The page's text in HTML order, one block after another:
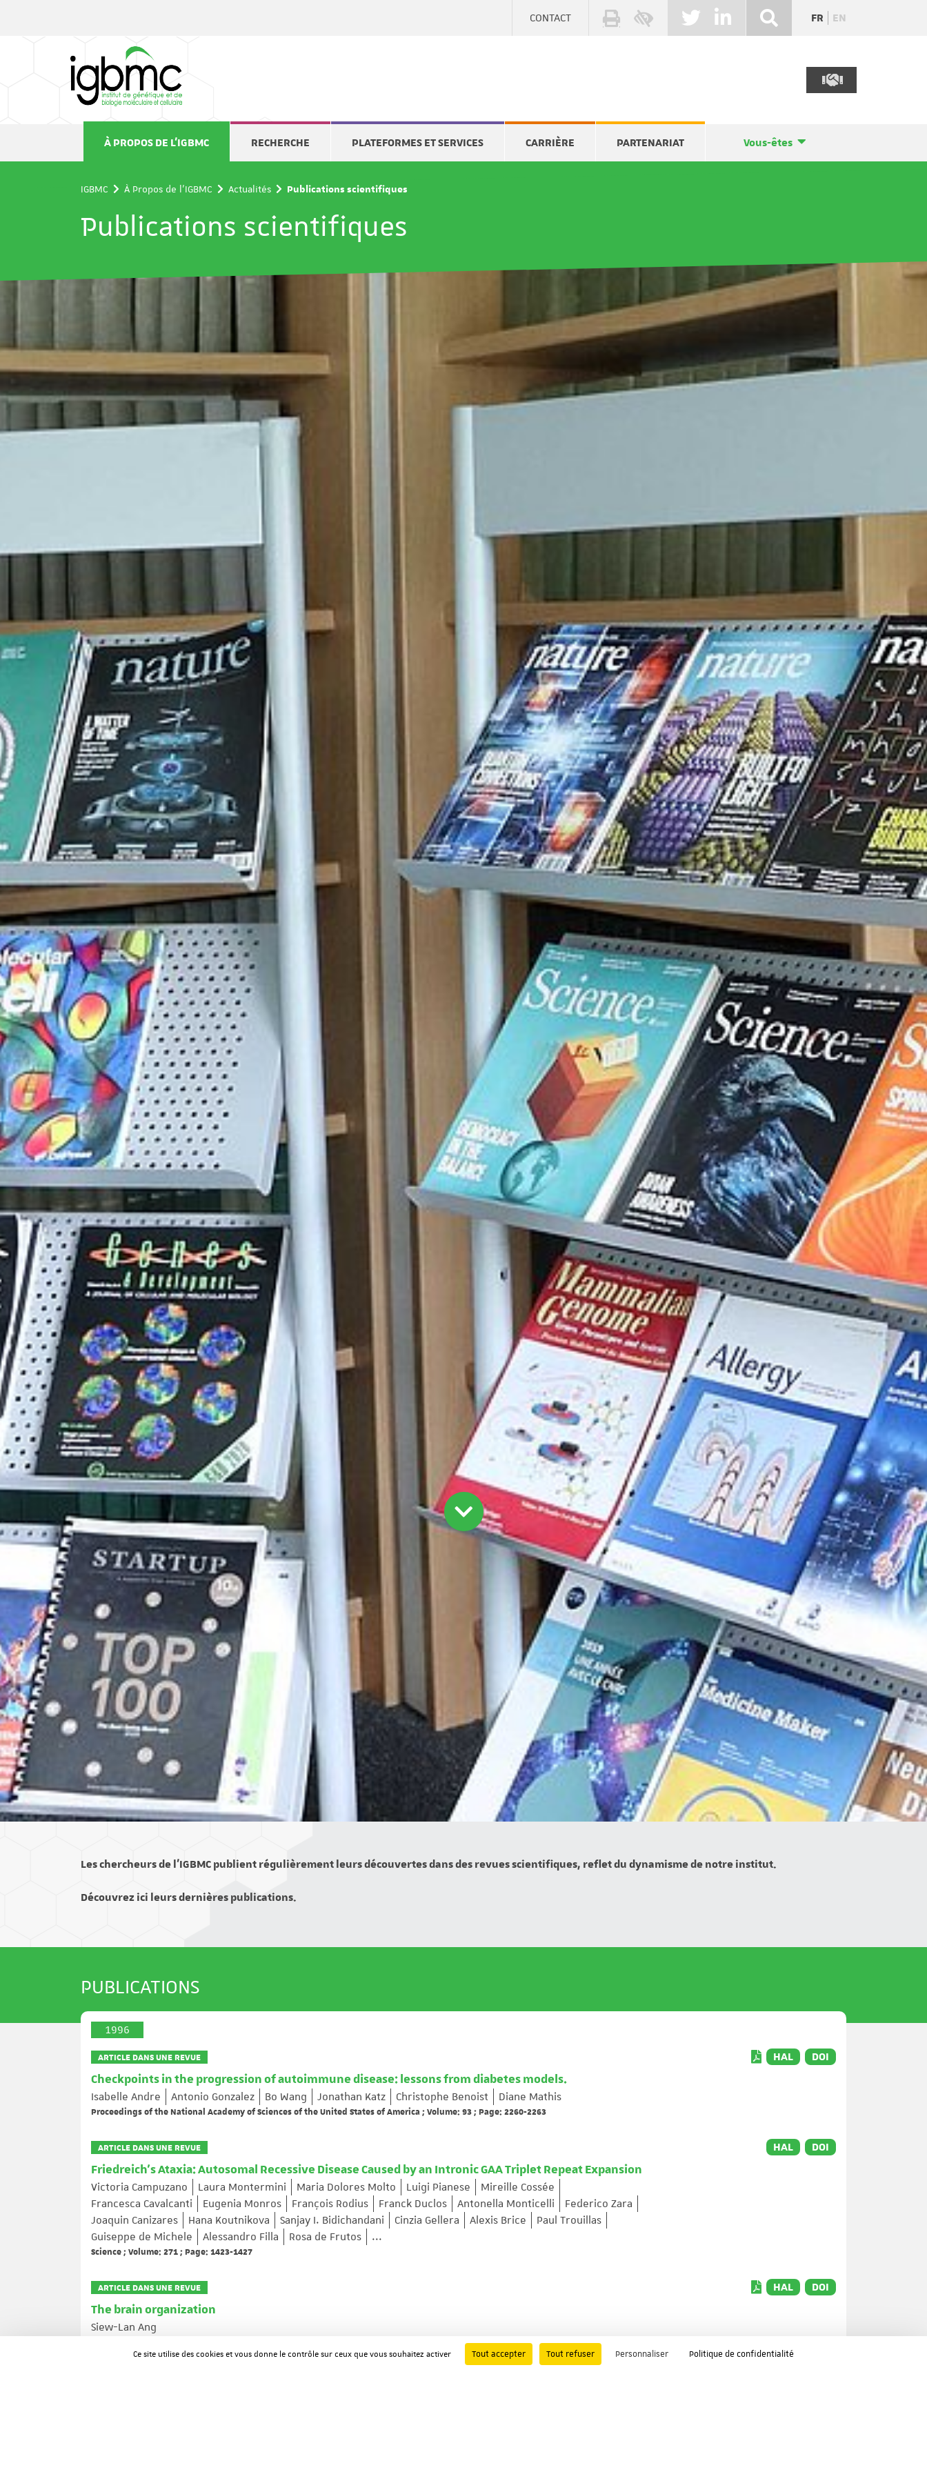
CONTACT FR EN
À PROPOS DE L'IGBMC RECHERCHE PLATEFORMES ET SERVICES CARRIÈRE PARTENARIAT Vous-êtes
IGBMC À Propos de l'IGBMC Actualités Publications scientifiques
Publications scientifiques
Les chercheurs de l’IGBMC publient régulièrement leurs découvertes dans des revues scientifiques, reflet du dynamisme de notre institut.
Découvrez ici leurs dernières publications.
PUBLICATIONS
1996
ARTICLE DANS UNE REVUE
Checkpoints in the progression of autoimmune disease: lessons from diabetes models.
Isabelle Andre Antonio Gonzalez Bo Wang Jonathan Katz Christophe Benoist Diane Mathis
Proceedings of the National Academy of Sciences of the United States of America ; Volume: 93 ; Page: 2260-2263
HAL DOI
ARTICLE DANS UNE REVUE
Friedreich's Ataxia: Autosomal Recessive Disease Caused by an Intronic GAA Triplet Repeat Expansion
Victoria Campuzano Laura Montermini Maria Dolores Molto Luigi Pianese
Mireille Cossée
Francesca Cavalcanti
Eugenia Monros François Rodius Franck Duclos Antonella Monticelli
Federico Zara
Joaquin Canizares
Hana Koutnikova Sanjay I. Bidichandani Cinzia Gellera Alexis Brice
Paul Trouillas
Guiseppe de Michele
Alessandro Filla Rosa de Frutos ...
Science ; Volume: 271 ; Page: 1423-1427
HAL DOI
ARTICLE DANS UNE REVUE
The brain organization
Siew-Lan Ang
HAL DOI
Ce site utilise des cookies et vous donne le contrôle sur ceux que vous souhaitez activer Tout accepter Tout refuser Personnaliser Politique de confidentialité